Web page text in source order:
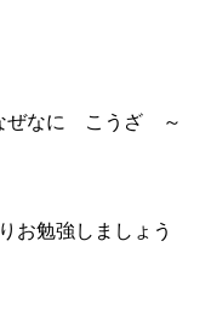
ぜなに こうざ ～
お勉強しましょう